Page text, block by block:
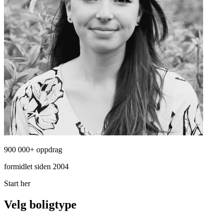
900 000+ oppdrag
formidlet siden 2004
Start her
Velg boligtype